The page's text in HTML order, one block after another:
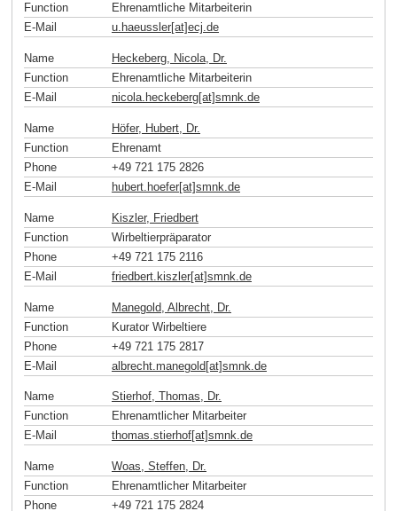
Function
Ehrenamtliche Mitarbeiterin
E-Mail
u.haeussler[at]ecj.de
Name
Heckeberg, Nicola, Dr.
Function
Ehrenamtliche Mitarbeiterin
E-Mail
nicola.heckeberg[at]smnk.de
Name
Höfer, Hubert, Dr.
Function
Ehrenamt
Phone
+49 721 175 2826
E-Mail
hubert.hoefer[at]smnk.de
Name
Kiszler, Friedbert
Function
Wirbeltierpräparator
Phone
+49 721 175 2116
E-Mail
friedbert.kiszler[at]smnk de
Name
Manegold, Albrecht, Dr.
Function
Kurator Wirbeltiere
Phone
+49 721 175 2817
E-Mail
albrecht.manegold[at]smnk de
Name
Stierhof, Thomas, Dr.
Function
Ehrenamtlicher Mitarbeiter
E-Mail
thomas.stierhof[at]smnk.de
Name
Woas, Steffen, Dr.
Function
Ehrenamtlicher Mitarbeiter
Phone
+49 721 175 2824